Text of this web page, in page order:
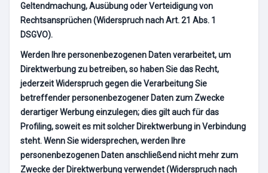
Geltendmachung, Ausübung oder Verteidigung von
Rechtsansprüchen (Widerspruch nach Art. 21 Abs. 1
DSGVO).
Werden Ihre personenbezogenen Daten verarbeitet, um
Direktwerbung zu betreiben, so haben Sie das Recht,
jederzeit Widerspruch gegen die Verarbeitung Sie
betreffender personenbezogener Daten zum Zwecke
derartiger Werbung einzulegen; dies gilt auch für das
Profiling, soweit es mit solcher Direktwerbung in Verbindung
steht. Wenn Sie widersprechen, werden Ihre
personenbezogenen Daten anschließend nicht mehr zum
Zwecke der Direktwerbung verwendet (Widerspruch nach